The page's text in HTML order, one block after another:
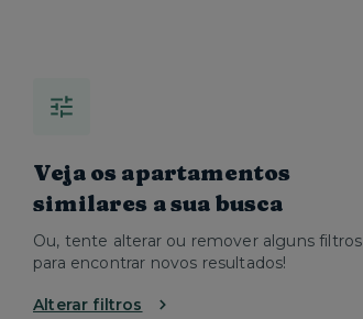
Veja os apartamentos
similares a sua busca
Ou, tente alterar ou remover alguns filtros
para encontrar novos resultados!
Alterar filtros